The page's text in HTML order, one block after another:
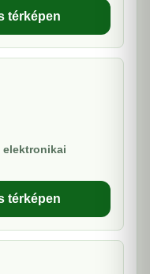
térképen
elektronikai
térképen